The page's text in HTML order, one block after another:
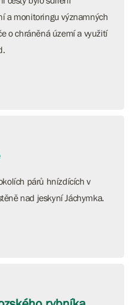
a monitoringu významných
o chráněná území a využití
párů hnízdících v
nad jeskyní Jáchymka.